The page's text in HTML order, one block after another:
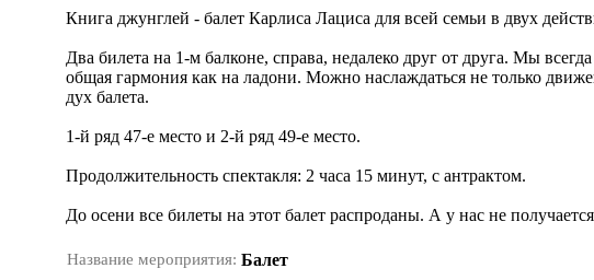
Книга джунглей - балет Карлиса Лациса для всей семьи в двух
Два билета на 1-м балконе, справа, недалеко друг от друга. Мы
общая гармония как на ладони. Можно наслаждаться не только
дух балета.
1-й ряд 47-е место и 2-й ряд 49-е место.
Продолжительность спектакля: 2 часа 15 минут, с антрактом.
До осени все билеты на этот балет распроданы. А у нас не
Название мероприятия: Балет